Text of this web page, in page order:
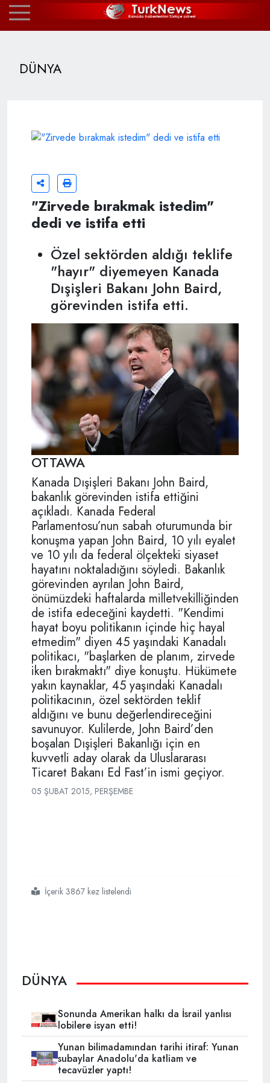
DÜNYA
"Zirvede bırakmak istedim"
dedi ve istifa etti
Özel sektörden aldığı teklife
"hayır" diyemeyen Kanada
Dışişleri Bakanı John Baird,
görevinden istifa etti.
OTTAWA
Kanada Dışişleri Bakanı John Baird,
bakanlık görevinden istifa ettiğini
açıkladı. Kanada Federal
Parlamentosu’nun sabah oturumunda bir
konuşma yapan John Baird, 10 yılı eyalet
ve 10 yılı da federal ölçekteki siyaset
hayatını noktaladığını söyledi. Bakanlık
görevinden ayrılan John Baird,
önümüzdeki haftalarda milletvekilliğinden
de istifa edeceğini kaydetti. "Kendimi
hayat boyu politikanın içinde hiç hayal
etmedim" diyen 45 yaşındaki Kanadalı
politikacı, "başlarken de planım, zirvede
iken bırakmaktı" diye konuştu. Hükümete
yakın kaynaklar, 45 yaşındaki Kanadalı
politikacının, özel sektörden teklif
aldığını ve bunu değerlendireceğini
savunuyor. Kulilerde, John Baird’den
boşalan Dışişleri Bakanlığı için en
kuvvetli aday olarak da Uluslararası
Ticaret Bakanı Ed Fast’in ismi geçiyor.
05 ŞUBAT 2015, PERŞEMBE
#zirvede
#bırakmak
#istedim
#dedi
#ve
#istifa
#etti İçerik 3867 kez listelendi
DÜNYA
Sonunda Amerikan halkı da İsrail yanlısı
lobilere isyan etti!
Yunan bilimadamından tarihi itiraf: Yunan
subaylar Anadolu'da katliam ve
tecavüzler yaptı!